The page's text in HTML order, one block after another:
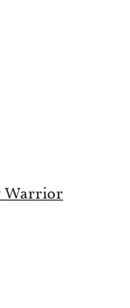
Warrior